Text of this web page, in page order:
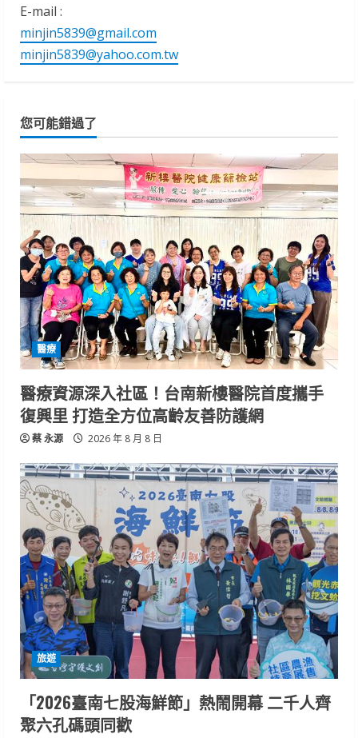
E-mail :
minjin5839@gmail.com
minjin5839@yahoo.com.tw
您可能錯過了
醫療
醫療資源深入社區！台南新樓醫院首度攜手
復興里 打造全方位高齡友善防護網
蔡 永源 2026 年 8 月 8 日
旅遊
「2026臺南七股海鮮節」熱鬧開幕 二千人齊
聚六孔碼頭同歡